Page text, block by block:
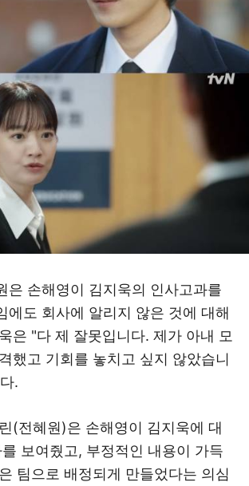
은 손해영이 김지욱의 인사고과를
에도 회사에 알리지 않은 것에 대해
은 "다 제 잘못입니다. 제가 아내 모
했고 기회를 놓치고 싶지 않았습니
.
(전혜원)은 손해영이 김지욱에 대
보여줬고, 부정적인 내용이 가득
팀으로 배정되게 만들었다는 의심